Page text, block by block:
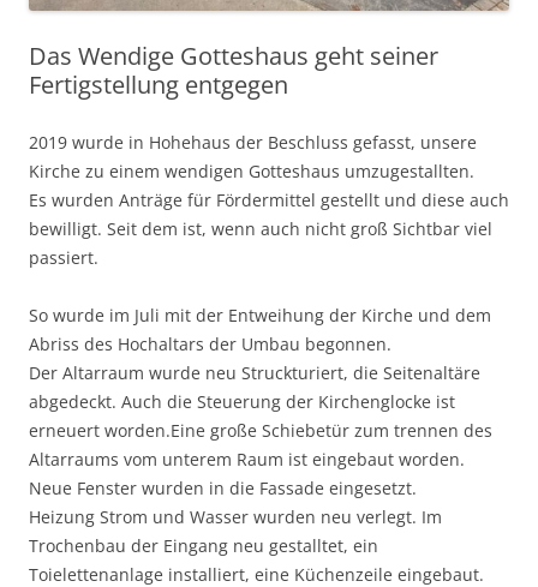
Das Wendige Gotteshaus geht seiner
Fertigstellung entgegen
2019 wurde in Hohehaus der Beschluss gefasst, unsere
Kirche zu einem wendigen Gotteshaus umzugestallten.
Es wurden Anträge für Fördermittel gestellt und diese auch
bewilligt. Seit dem ist, wenn auch nicht groß Sichtbar viel
passiert.
So wurde im Juli mit der Entweihung der Kirche und dem
Abriss des Hochaltars der Umbau begonnen.
Der Altarraum wurde neu Struckturiert, die Seitenaltäre
abgedeckt. Auch die Steuerung der Kirchenglocke ist
erneuert worden.Eine große Schiebetür zum trennen des
Altarraums vom unterem Raum ist eingebaut worden.
Neue Fenster wurden in die Fassade eingesetzt.
Heizung Strom und Wasser wurden neu verlegt. Im
Trochenbau der Eingang neu gestalltet, ein
Toielettenanlage installiert, eine Küchenzeile eingebaut.